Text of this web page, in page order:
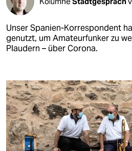
Unser Spanien-Korrespondent
genutzt, um Amateurfunker zu
Plaudern – über Corona.